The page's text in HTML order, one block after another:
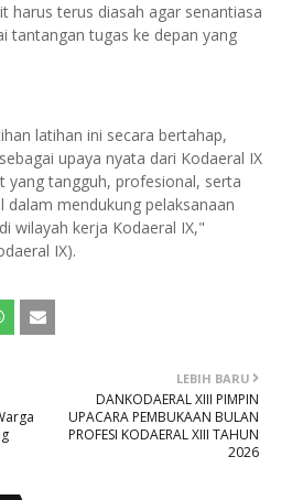
harus terus diasah agar senantiasa
tantangan tugas ke depan yang
latihan ini secara bertahap,
upaya nyata dari Kodaeral IX
yang tangguh, profesional, serta
mendukung pelaksanaan
wilayah kerja Kodaeral IX,"
IX).
LEBIH BARU
DANKODAERAL XIII PIMPIN
UPACARA PEMBUKAAN BULAN
PROFESI KODAERAL XIII TAHUN
2026